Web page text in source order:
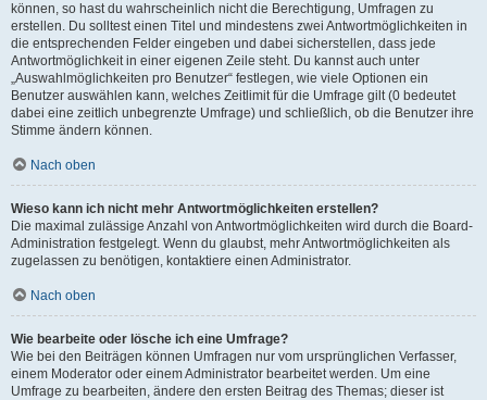
können, so hast du wahrscheinlich nicht die Berechtigung, Umfragen zu
erstellen. Du solltest einen Titel und mindestens zwei Antwortmöglichkeiten in
die entsprechenden Felder eingeben und dabei sicherstellen, dass jede
Antwortmöglichkeit in einer eigenen Zeile steht. Du kannst auch unter
„Auswahlmöglichkeiten pro Benutzer“ festlegen, wie viele Optionen ein
Benutzer auswählen kann, welches Zeitlimit für die Umfrage gilt (0 bedeutet
dabei eine zeitlich unbegrenzte Umfrage) und schließlich, ob die Benutzer ihre
Stimme ändern können.
Nach oben
Wieso kann ich nicht mehr Antwortmöglichkeiten erstellen?
Die maximal zulässige Anzahl von Antwortmöglichkeiten wird durch die Board-
Administration festgelegt. Wenn du glaubst, mehr Antwortmöglichkeiten als
zugelassen zu benötigen, kontaktiere einen Administrator.
Nach oben
Wie bearbeite oder lösche ich eine Umfrage?
Wie bei den Beiträgen können Umfragen nur vom ursprünglichen Verfasser,
einem Moderator oder einem Administrator bearbeitet werden. Um eine
Umfrage zu bearbeiten, ändere den ersten Beitrag des Themas; dieser ist